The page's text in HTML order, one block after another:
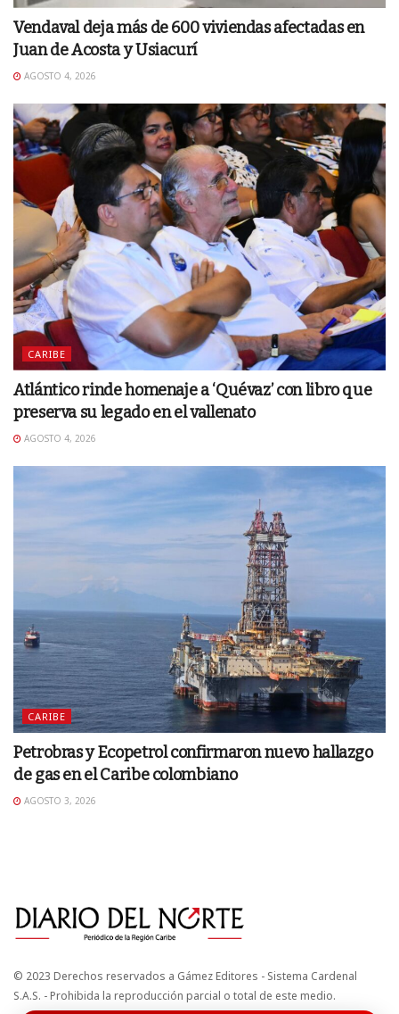
Vendaval deja más de 600 viviendas afectadas en
Juan de Acosta y Usiacurí
AGOSTO 4, 2026
CARIBE
Atlántico rinde homenaje a ‘Quévaz’ con libro que
preserva su legado en el vallenato
AGOSTO 4, 2026
CARIBE
Petrobras y Ecopetrol confirmaron nuevo hallazgo
de gas en el Caribe colombiano
AGOSTO 3, 2026
© 2023 Derechos reservados a Gámez Editores - Sistema Cardenal
S.A.S. - Prohibida la reproducción parcial o total de este medio.